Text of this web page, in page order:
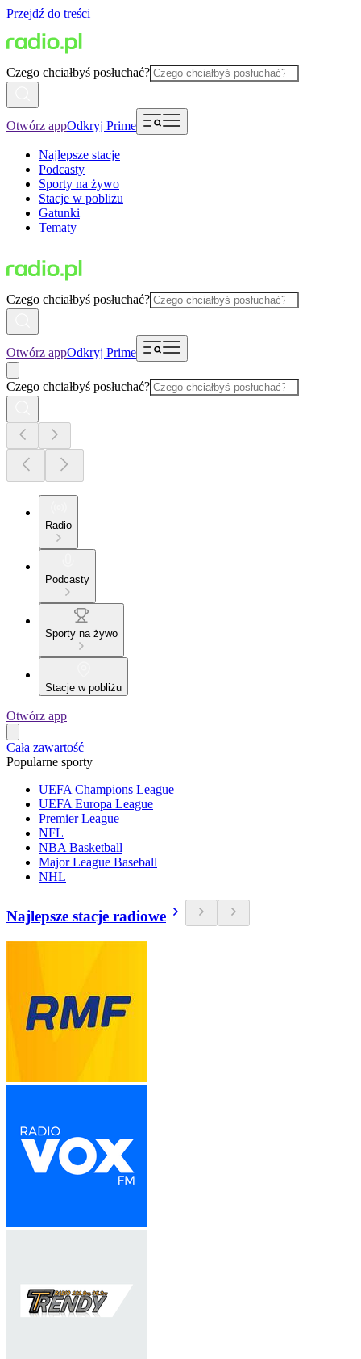
Przejdź do treści
Czego chciałbyś posłuchać?
Otwórz appOdkryj Prime
Najlepsze stacje
Podcasty
Sporty na żywo
Stacje w pobliżu
Gatunki
Tematy
Czego chciałbyś posłuchać?
Otwórz appOdkryj Prime
Czego chciałbyś posłuchać?
Radio
Podcasty
Sporty na żywo
Stacje w pobliżu
Otwórz app
Cała zawartość
Popularne sporty
UEFA Champions League
UEFA Europa League
Premier League
NFL
NBA Basketball
Major League Baseball
NHL
Najlepsze stacje radiowe